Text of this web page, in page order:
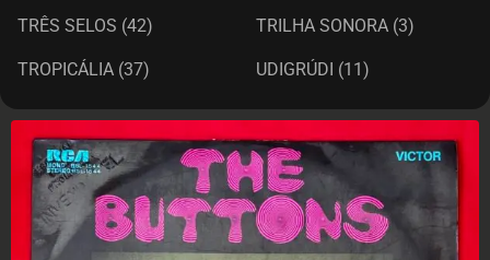
TRÊS SELOS (42) TRILHA SONORA (3)
TROPICÁLIA (37) UDIGRÚDI (11)